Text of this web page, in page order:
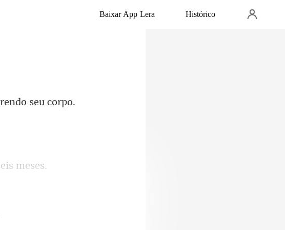
Baixar App Lera Histórico